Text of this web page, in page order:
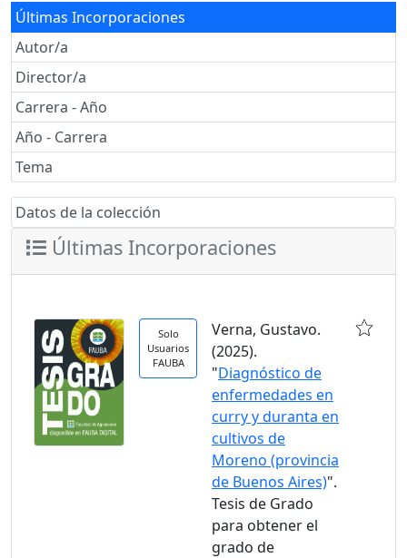
Últimas Incorporaciones
Autor/a
Director/a
Carrera - Año
Año - Carrera
Tema
Datos de la colección
Últimas Incorporaciones
Solo
Usuarios
FAUBA
Verna, Gustavo.
(2025).
"Diagnóstico de
enfermedades en
curry y duranta en
cultivos de
Moreno (provincia
de Buenos Aires)".
Tesis de Grado
para obtener el
grado de